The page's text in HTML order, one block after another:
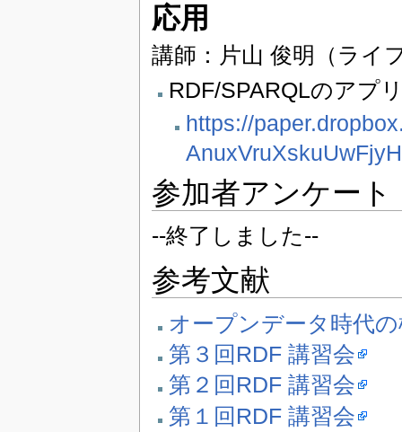
応用
講師：片山 俊明（ライ
RDF/SPARQLのアプ
https://
参加者アンケート
--終了しました--
参考文献
オープンデータ時代
第３回RDF 講習会
第２回RDF 講習会
第１回RDF 講習会